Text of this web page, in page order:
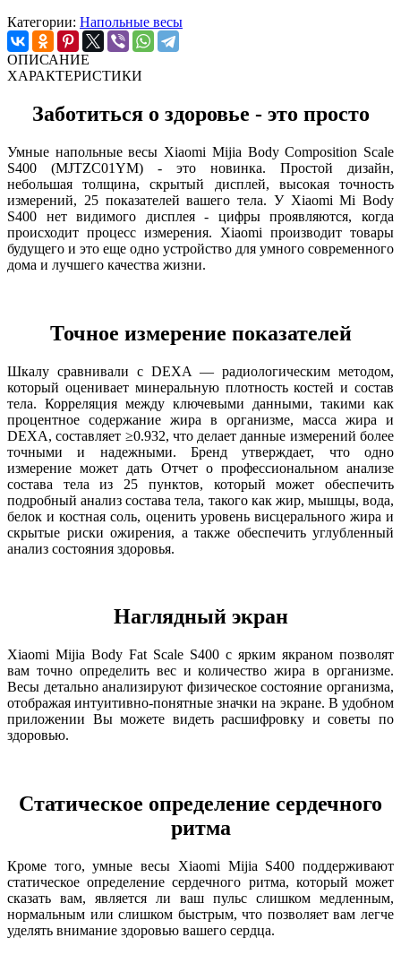
Категории: Напольные весы
ОПИСАНИЕ
ХАРАКТЕРИСТИКИ
Заботиться о здоровье - это просто
Умные напольные весы Xiaomi Mijia Body Composition Scale
S400 (MJTZC01YM) - это новинка. Простой дизайн,
небольшая толщина, скрытый дисплей, высокая точность
измерений, 25 показателей вашего тела. У Xiaomi Mi Body
S400 нет видимого дисплея - цифры проявляются, когда
происходит процесс измерения. Xiaomi производит товары
будущего и это еще одно устройство для умного современного
дома и лучшего качества жизни.
Точное измерение показателей
Шкалу сравнивали с DEXA — радиологическим методом,
который оценивает минеральную плотность костей и состав
тела. Корреляция между ключевыми данными, такими как
процентное содержание жира в организме, масса жира и
DEXA, составляет ≥0.932, что делает данные измерений более
точными и надежными. Бренд утверждает, что одно
измерение может дать Отчет о профессиональном анализе
состава тела из 25 пунктов, который может обеспечить
подробный анализ состава тела, такого как жир, мышцы, вода,
белок и костная соль, оценить уровень висцерального жира и
скрытые риски ожирения, а также обеспечить углубленный
анализ состояния здоровья.
Наглядный экран
Xiaomi Mijia Body Fat Scale S400 с ярким якраном позволят
вам точно определить вес и количество жира в организме.
Весы детально анализируют физическое состояние организма,
отображая интуитивно-понятные значки на экране. В удобном
приложении Вы можете видеть расшифровку и советы по
здоровью.
Статическое определение сердечного
ритма
Кроме того, умные весы Xiaomi Mijia S400 поддерживают
статическое определение сердечного ритма, который может
сказать вам, является ли ваш пульс слишком медленным,
нормальным или слишком быстрым, что позволяет вам легче
уделять внимание здоровью вашего сердца.